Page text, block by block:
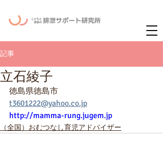
記事
立石綾子
徳島県徳島市
t3601222@yahoo.co.jp
http://mamma-rung.jugem.jp
（全国）おむつなし育児アドバイザー